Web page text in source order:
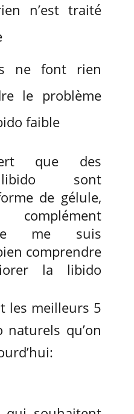
n’est traité
ne font rien
le problème
faible
que des
sont
de gélule,
je me suis
comprendre
la libido
les meilleurs 5
qu’on